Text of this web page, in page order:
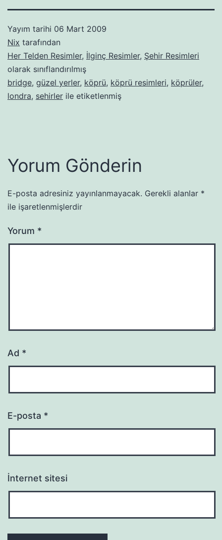
Yayım tarihi 06 Mart 2009
Nix tarafından
Her Telden Resimler, İlginç Resimler, Şehir Resimleri
olarak sınıflandırılmış
bridge, güzel yerler, köprü, köprü resimleri, köprüler,
londra, sehirler ile etiketlenmiş
Yorum Gönderin
E-posta adresiniz yayınlanmayacak. Gerekli alanlar *
ile işaretlenmişlerdir
Yorum *
Ad *
E-posta *
İnternet sitesi